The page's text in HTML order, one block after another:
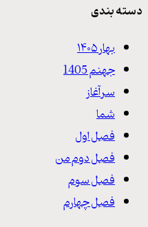
دسته بندی
بهار ۱۴۰۵
جهنم 1405
سرآغاز
شما
فصل اول
فصل دوم من
فصل سوم
فصل چهارم